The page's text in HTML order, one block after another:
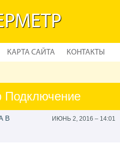
КАРТА САЙТА КОНТАКТЫ
Подключение
В
ИЮНЬ 2, 2016 – 14:01